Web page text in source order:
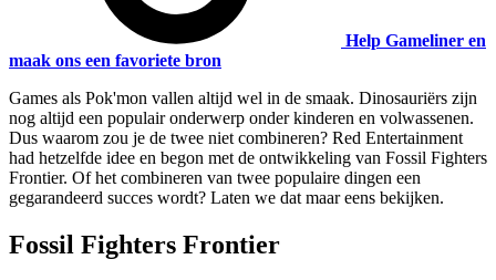
Help Gameliner en
maak ons een favoriete bron
Games als Pok'mon vallen altijd wel in de smaak. Dinosauriërs zijn
nog altijd een populair onderwerp onder kinderen en volwassenen.
Dus waarom zou je de twee niet combineren? Red Entertainment
had hetzelfde idee en begon met de ontwikkeling van Fossil Fighters
Frontier. Of het combineren van twee populaire dingen een
gegarandeerd succes wordt? Laten we dat maar eens bekijken.
Fossil Fighters Frontier